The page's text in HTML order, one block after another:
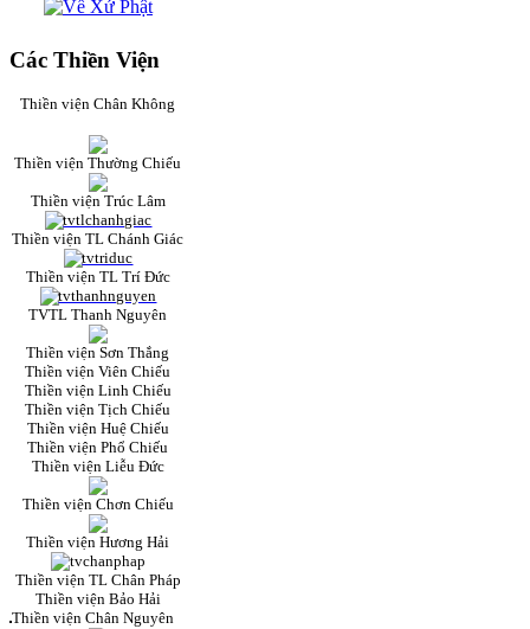
Các Thiền Viện
Thiền viện Chân Không
Thiền viện Thường Chiếu
Thiền viện Trúc Lâm
Thiền viện TL Chánh Giác
Thiền viện TL Trí Đức
TVTL Thanh Nguyên
Thiền viện Sơn Thắng
Thiền viện Viên Chiếu
Thiền viện Linh Chiếu
Thiền viện Tịch Chiếu
Thiền viện Huệ Chiếu
Thiền viện Phổ Chiếu
Thiền viện Liễu Đức
Thiền viện Chơn Chiếu
Thiền viện Hương Hải
Thiền viện TL Chân Pháp
Thiền viện Bảo Hải
Thiền viện Chân Nguyên